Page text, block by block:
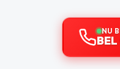
NU